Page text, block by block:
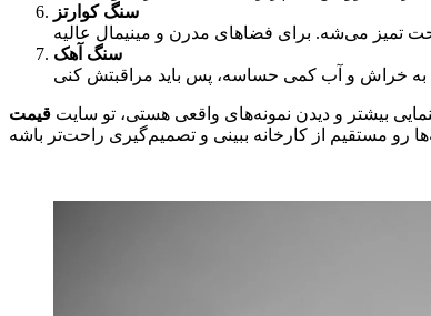
سنگ کوارتز
سنگ آهک
بیشتر و دیدن نمونه‌های واقعی هستی، تو سایت قیمت